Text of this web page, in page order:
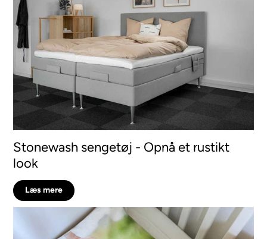
Stonewash sengetøj - Opnå et rustikt
look
Læs mere